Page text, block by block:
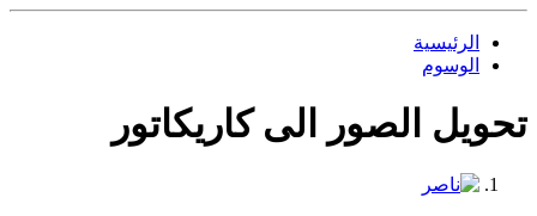
الرئيسية
الوسوم
تحويل الصور الى كاريكاتور